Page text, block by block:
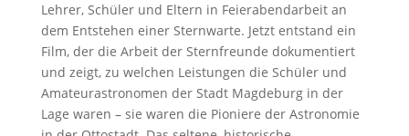
Lehrer, Schüler und Eltern in Feierabendarbeit an
dem Entstehen einer Sternwarte. Jetzt entstand ein
Film, der die Arbeit der Sternfreunde dokumentiert
und zeigt, zu welchen Leistungen die Schüler und
Amateurastronomen der Stadt Magdeburg in der
Lage waren – sie waren die Pioniere der Astronomie